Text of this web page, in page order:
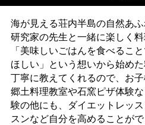
海が見える荘内半島の自然あ
研究家の先生と一緒に楽しく料
「美味しいごはんを食べるこ
ほしい」という想いから始めた
丁寧に教えてくれるので、お子
郷土料理教室や石窯ピザ体験
験の他にも、ダイエットレッ
スンなど自分を高めることが